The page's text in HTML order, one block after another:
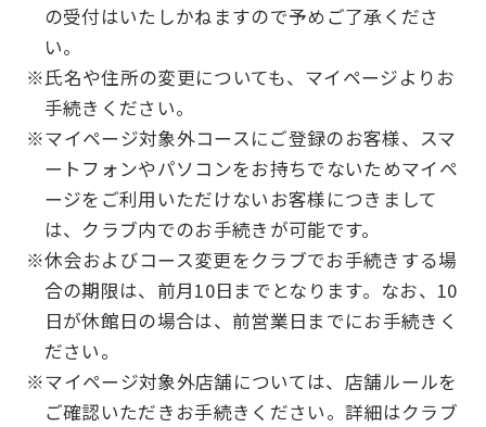
の受付はいたしかねますので予めご了承くださ
い。
※氏名や住所の変更についても、マイページよりお
手続きください。
※マイページ対象外コースにご登録のお客様、スマ
ートフォンやパソコンをお持ちでないためマイペ
ージをご利用いただけないお客様につきまして
は、クラブ内でのお手続きが可能です。
※休会およびコース変更をクラブでお手続きする場
合の期限は、前月10日までとなります。なお、10
日が休館日の場合は、前営業日までにお手続きく
ださい。
※マイページ対象外店舗については、店舗ルールを
ご確認いただきお手続きください。詳細はクラブ
before
the
Automatic